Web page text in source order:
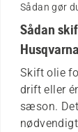
Sådan gør
Sådan
Skift olie
drift eller
sæson.